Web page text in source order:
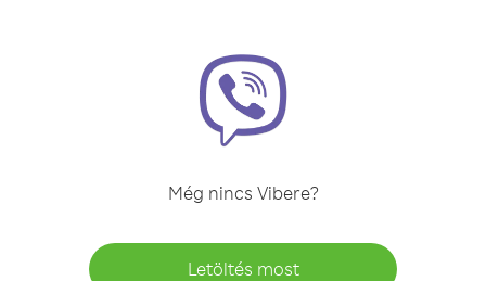
Még nincs Vibere?
Letöltés most